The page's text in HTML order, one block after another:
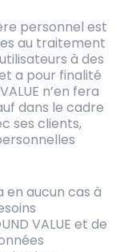
personnel est
au traitement
à des
a pour finalité
n’en fera
dans le cadre
ses clients,
en aucun cas à
VALUE et de